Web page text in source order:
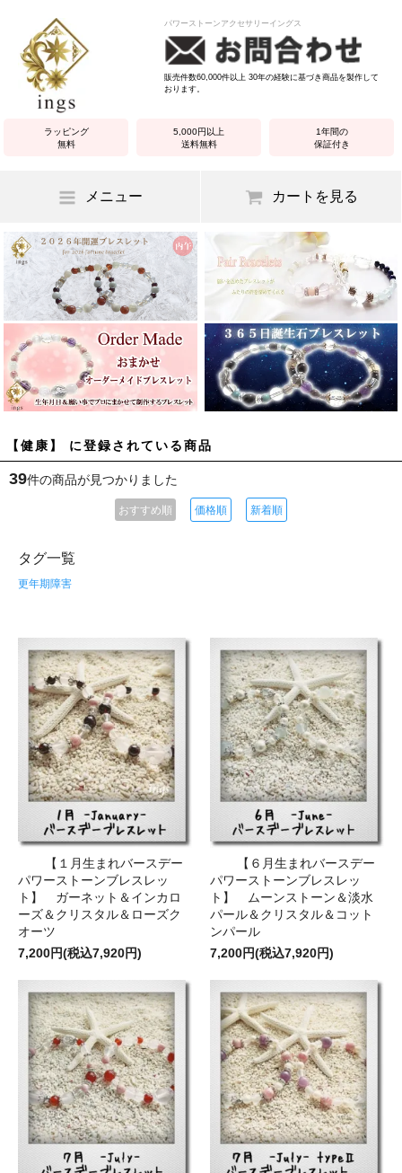
パワーストーンアクセサリーイングス
販売件数60,000件以上 30年の経験に基づき商品を製作して
おります。
ラッピング
無料
5,000円以上
送料無料
1年間の
保証付き
メニュー カートを見る
【健康】 に登録されている商品
39件の商品が見つかりました
おすすめ順 価格順 新着順
タグ一覧
更年期障害
【１月生まれバースデー
パワーストーンブレスレッ
ト】 ガーネット＆インカロ
ーズ＆クリスタル＆ローズク
オーツ
7,200円(税込7,920円)
【６月生まれバースデー
パワーストーンブレスレッ
ト】 ムーンストーン＆淡水
パール＆クリスタル＆コット
ンパール
7,200円(税込7,920円)